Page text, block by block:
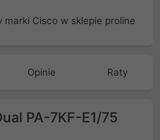
Opinie Raty
PA-7KF-E1/75